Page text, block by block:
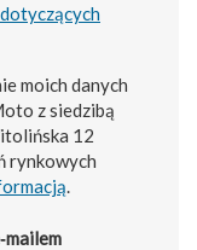
moich danych
z siedzibą
12
rynkowych